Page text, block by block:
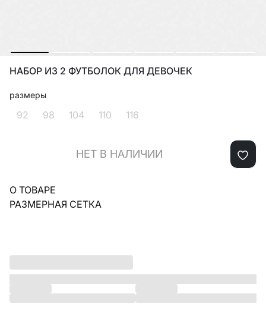
НАБОР ИЗ 2 ФУТБОЛОК ДЛЯ ДЕВОЧЕК
размеры
92 98 104 110 116
НЕТ В НАЛИЧИИ
О ТОВАРЕ
РАЗМЕРНАЯ СЕТКА